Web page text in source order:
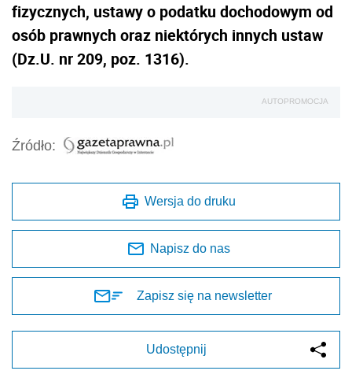
fizycznych, ustawy o podatku dochodowym od
osób prawnych oraz niektórych innych ustaw
(Dz.U. nr 209, poz. 1316).
AUTOPROMOCJA
Źródło:
Wersja do druku
Napisz do nas
Zapisz się na newsletter
Udostępnij